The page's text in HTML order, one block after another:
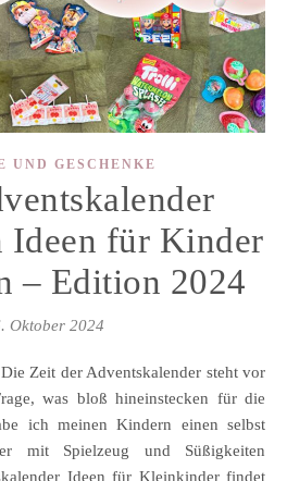
UND GESCHENKE
Ideen für Kinder
– Edition 2024
Oktober 2024
was bloß hineinstecken für die
ich meinen Kindern einen selbst
mit Spielzeug und Süßigkeiten
Ideen für Kleinkinder findet